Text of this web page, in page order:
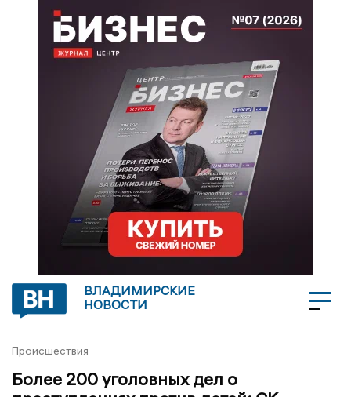
ВЛАДИМИРСКИЕ
НОВОСТИ
Происшествия
Более 200 уголовных дел о